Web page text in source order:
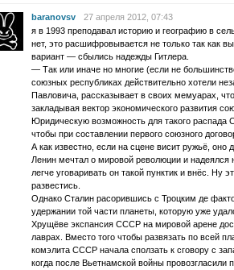
baranovsv
27 апреля 2012, 07:43
я в 1993 преподавал историю и географию в
нет, это расшифровывается не только так как
вариант — сбылись надежды Гитлера.
— Так или иначе но многие (если не
союзных республиках действительно хотели
Павловича, рассказывает в своих мемуарах,
закладывая вектор экономического развития
Юридическую возможность для такого распада
чтобы при составлении первого союзного
А как известно, если на сцене висит ружьё, оно
Ленин мечтал о мировой революции и
легче уговаривать он такой пунктик и внёс. Ну
развестись.
Однако Сталин расорившись с Троцким де
удержании той части планеты, которую уже
Хрущёве экспансия СССР на мировой арене
лаврах. Вместо того чтобы развязать по всей
комэлита СССР начала сползать к сговору с
когда после Вьетнамской войны